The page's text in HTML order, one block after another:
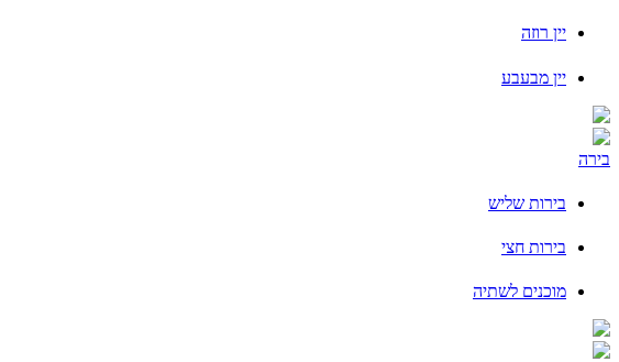
יין רוזה
יין מבעבע
בירה
בירות שליש
בירות חצי
מוכנים לשתיה